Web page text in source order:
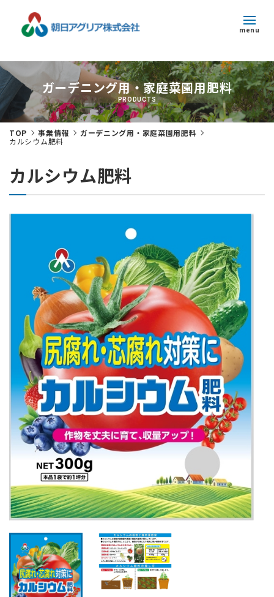
トピックス
企業情報
事業紹介
採用情報
お問い合わせ
ホームページ 朝日工業株式会社
JP EN
menu
ガーデニング用・家庭菜園用肥料
PRODUCTS
TOP 事業情報
ガーデニング用・家庭菜園用肥料
カルシウム肥料
カルシウム肥料